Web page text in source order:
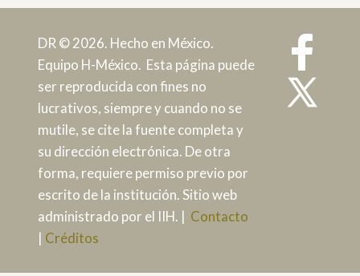
DR © 2026. Hecho en México.
Equipo H-México. Esta página puede
ser reproducida con fines no
lucrativos, siempre y cuando no se
mutile, se cite la fuente completa y
su dirección electrónica. De otra
forma, requiere permiso previo por
escrito de la institución. Sitio web
administrado por el IIH. | Contacto
| Créditos